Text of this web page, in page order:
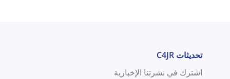
تحديثات C4JR
اشترك في نشرتنا الإخبارية